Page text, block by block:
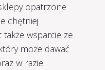
opatrzone
chętniej
wsparcie ze
może dawać
w razie